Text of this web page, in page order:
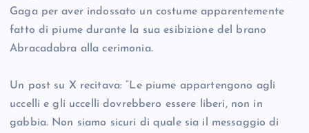
Gaga per aver indossato un costume apparentemente
fatto di piume durante la sua esibizione del brano
Abracadabra alla cerimonia.
Un post su X recitava: “Le piume appartengono agli
uccelli e gli uccelli dovrebbero essere liberi, non in
gabbia. Non siamo sicuri di quale sia il messaggio di